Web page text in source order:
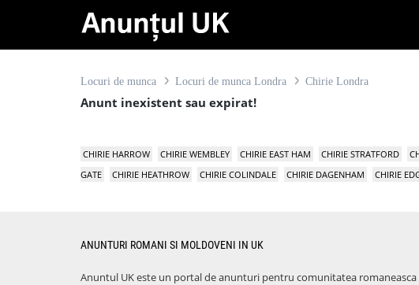
Locuri de munca Locuri de munca Londra Chirie Londra
Anunt inexistent sau expirat!
CHIRIE HARROW CHIRIE WEMBLEY CHIRIE EAST HAM CHIRIE STRATFORD
GATE
CHIRIE HEATHROW CHIRIE COLINDALE CHIRIE DAGENHAM CHIRIE
ANUNTURI ROMANI SI MOLDOVENI IN UK
Anuntul UK este un portal de anunturi pentru comunitatea romaneasca